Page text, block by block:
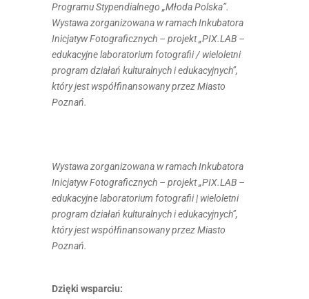
Programu Stypendialnego „Młoda Polska”.
Wystawa zorganizowana w ramach Inkubatora
Inicjatyw Fotograficznych – projekt „PIX.LAB –
edukacyjne laboratorium fotografii / wieloletni
program działań kulturalnych i edukacyjnych”,
który jest współfinansowany przez Miasto
Poznań.
Wystawa zorganizowana w ramach Inkubatora
Inicjatyw Fotograficznych – projekt „PIX.LAB –
edukacyjne laboratorium fotografii | wieloletni
program działań kulturalnych i edukacyjnych”,
który jest współfinansowany przez Miasto
Poznań.
Dzięki wsparciu: